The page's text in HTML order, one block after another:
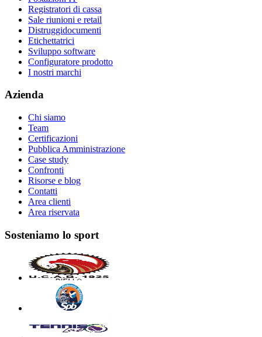
Registratori di cassa
Sale riunioni e retail
Distruggidocumenti
Etichettatrici
Sviluppo software
Configuratore prodotto
I nostri marchi
Azienda
Chi siamo
Team
Certificazioni
Pubblica Amministrazione
Case study
Confronti
Risorse e blog
Contatti
Area clienti
Area riservata
Sosteniamo lo sport